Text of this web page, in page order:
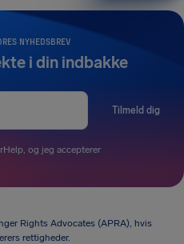
NYHEDSBREV
i din indbakke
Tilmeld dig
og jeg accepterer
Rights Advocates (APRA), hvis
rettigheder.